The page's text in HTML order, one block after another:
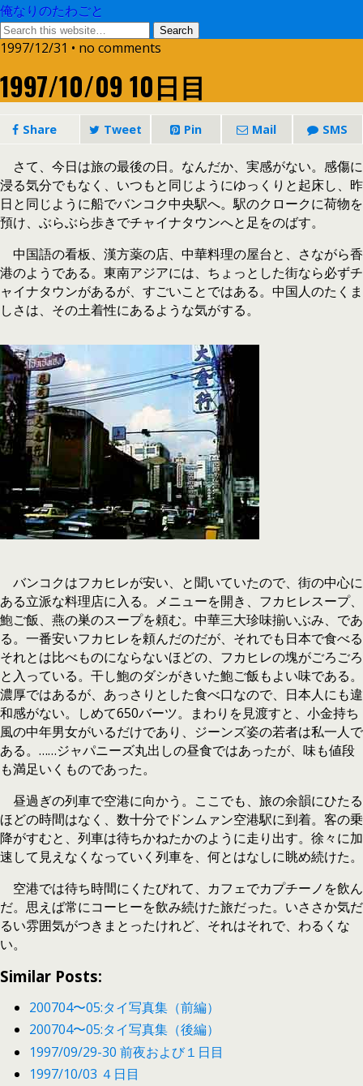
俺なりのたわごと
1997/12/31 • no comments
1997/10/09 10日目
Share Tweet Pin Mail SMS
さて、今日は旅の最後の日。なんだか、実感がない。感傷に
浸る気分でもなく、いつもと同じようにゆっくりと起床し、昨
日と同じように船でバンコク中央駅へ。駅のクロークに荷物を
預け、ぶらぶら歩きでチャイナタウンへと足をのばす。
中国語の看板、漢方薬の店、中華料理の屋台と、さながら香
港のようである。東南アジアには、ちょっとした街なら必ずチ
ャイナタウンがあるが、すごいことではある。中国人のたくま
しさは、その土着性にあるような気がする。
バンコクはフカヒレが安い、と聞いていたので、街の中心に
ある立派な料理店に入る。メニューを開き、フカヒレスープ、
鮑ご飯、燕の巣のスープを頼む。中華三大珍味揃いぶみ、であ
る。一番安いフカヒレを頼んだのだが、それでも日本で食べる
それとは比べものにならないほどの、フカヒレの塊がごろごろ
と入っている。干し鮑のダシがきいた鮑ご飯もよい味である。
濃厚ではあるが、あっさりとした食べ口なので、日本人にも違
和感がない。しめて650バーツ。まわりを見渡すと、小金持ち
風の中年男女がいるだけであり、ジーンズ姿の若者は私一人で
ある。……ジャパニーズ丸出しの昼食ではあったが、味も値段
も満足いくものであった。
昼過ぎの列車で空港に向かう。ここでも、旅の余韻にひたる
ほどの時間はなく、数十分でドンムァン空港駅に到着。客の乗
降がすむと、列車は待ちかねたかのように走り出す。徐々に加
速して見えなくなっていく列車を、何とはなしに眺め続けた。
空港では待ち時間にくたびれて、カフェでカプチーノを飲ん
だ。思えば常にコーヒーを飲み続けた旅だった。いささか気だ
るい雰囲気がつきまとったけれど、それはそれで、わるくな
い。
Similar Posts:
200704〜05:タイ写真集（前編）
200704〜05:タイ写真集（後編）
1997/09/29-30 前夜および１日目
1997/10/03 ４日目